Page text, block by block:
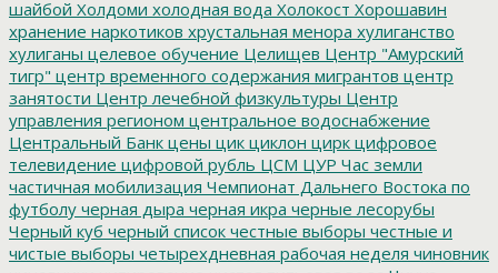
шайбой Холдоми холодная вода Холокост Хорошавин
хранение наркотиков хрустальная менора хулиганство
хулиганы целевое обучение Целищев Центр "Амурский
тигр" центр временного содержания мигрантов центр
занятости Центр лечебной физкультуры Центр
управления регионом центральное водоснабжение
Центральный Банк цены цик циклон цирк цифровое
телевидение цифровой рубль ЦСМ ЦУР Час земли
частичная мобилизация Чемпионат Дальнего Востока по
футболу черная дыра черная икра черные лесорубы
Черный куб черный список честные выборы честные и
чистые выборы четырехдневная рабочая неделя чиновник